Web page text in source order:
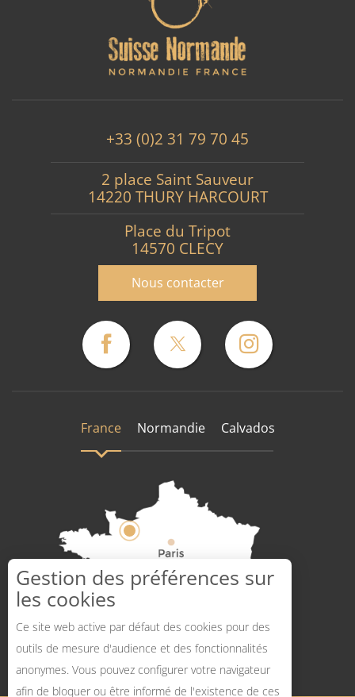
+33 (0)2 31 79 70 45
2 place Saint Sauveur
14220 THURY HARCOURT
Place du Tripot
14570 CLECY
Nous contacter
France Normandie Calvados
Gestion des préférences sur
les cookies
Ce site web active par défaut des cookies pour des
outils de mesure d'audience et des fonctionnalités
anonymes. Vous pouvez configurer votre navigateur
afin de bloquer ou être informé de l'existence de ces